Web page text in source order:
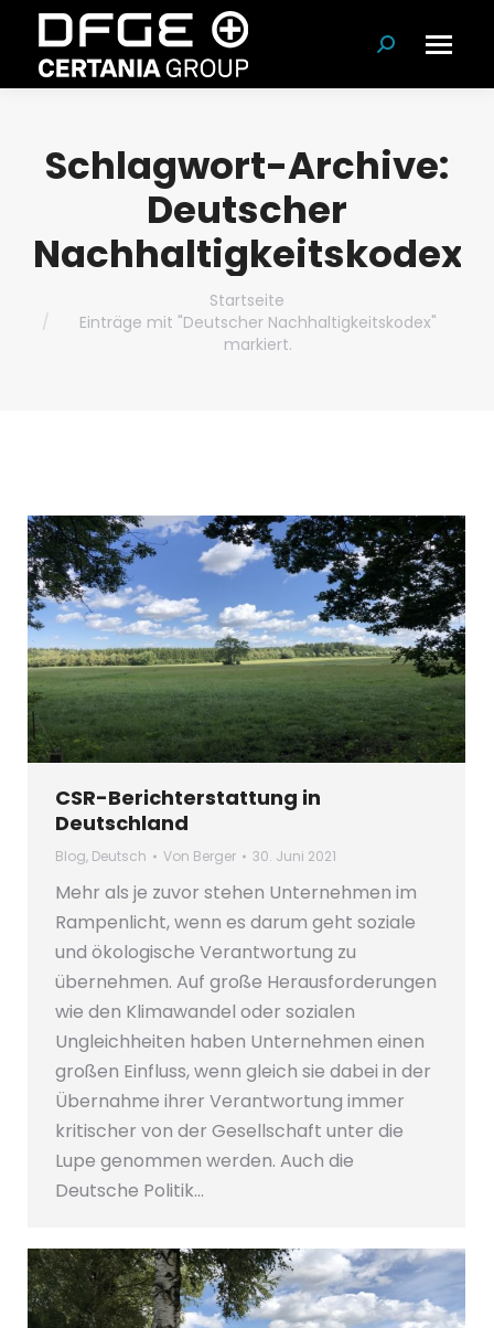
Suchen:
Schlagwort-Archive:
Deutscher
Nachhaltigkeitskodex
Startseite
Einträge mit "Deutscher Nachhaltigkeitskodex"
markiert.
CSR-Berichterstattung in
Deutschland
Blog, Deutsch Von Berger 30. Juni 2021
Mehr als je zuvor stehen Unternehmen im
Rampenlicht, wenn es darum geht soziale
und ökologische Verantwortung zu
übernehmen. Auf große Herausforderungen
wie den Klimawandel oder sozialen
Ungleichheiten haben Unternehmen einen
großen Einfluss, wenn gleich sie dabei in der
Übernahme ihrer Verantwortung immer
kritischer von der Gesellschaft unter die
Lupe genommen werden. Auch die
Deutsche Politik…